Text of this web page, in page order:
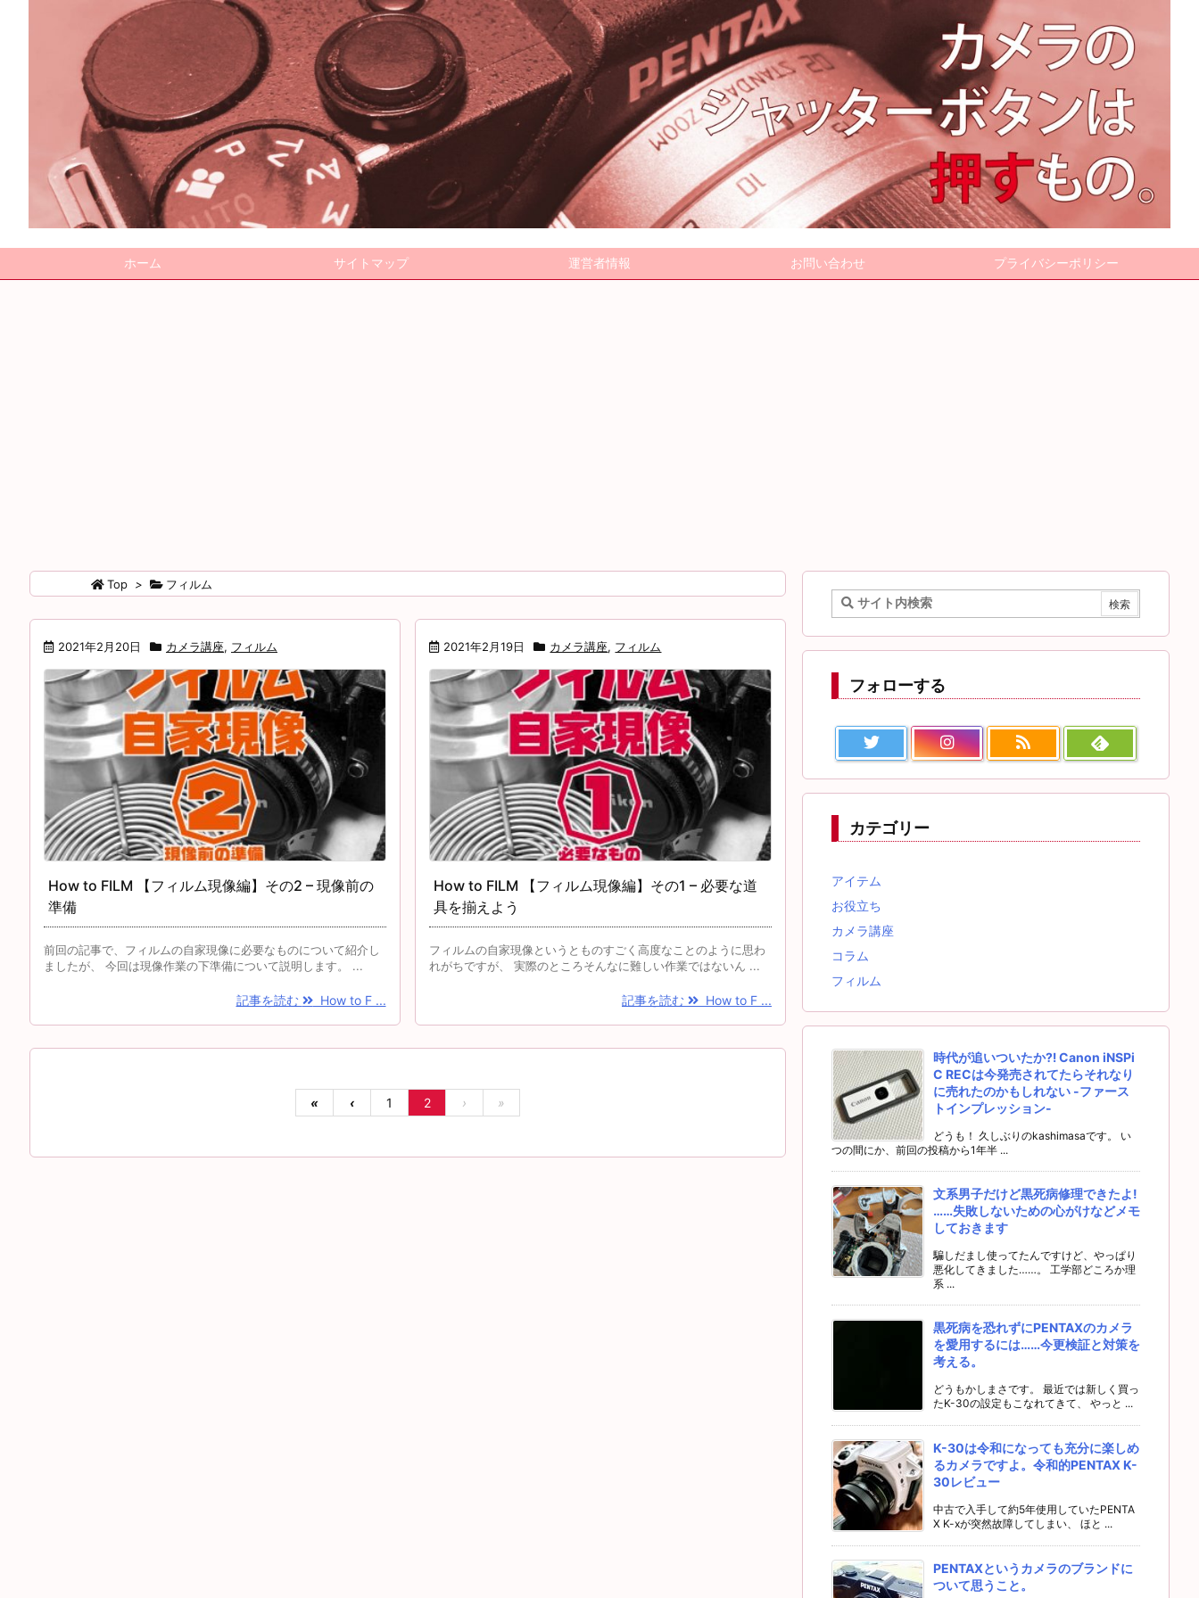
ホーム サイトマップ 運営者情報 お問い合わせ プライバシーポリシー
Top > フィルム
2021年2月20日 カメラ講座, フィルム
How to FILM 【フィルム現像編】その2 – 現像前の
準備
前回の記事で、フィルムの自家現像に必要なものについて紹介し
ましたが、 今回は現像作業の下準備について説明します。 ...
記事を読む How to F ...
2021年2月19日 カメラ講座, フィルム
How to FILM 【フィルム現像編】その1 – 必要な道
具を揃えよう
フィルムの自家現像というとものすごく高度なことのように思わ
れがちですが、 実際のところそんなに難しい作業ではないん ...
記事を読む How to F ...
« ‹ 1 2 › »
フォローする
カテゴリー
アイテム
お役立ち
カメラ講座
コラム
フィルム
時代が追いついたか⁈ Canon iNSPi
C RECは今発売されてたらそれなり
に売れたのかもしれない -ファース
トインプレッション-
どうも！ 久しぶりのkashimasaです。 い
つの間にか、前回の投稿から1年半 ...
文系男子だけど黒死病修理できたよ!
……失敗しないための心がけなどメモ
しておきます
騙しだまし使ってたんですけど、やっぱり
悪化してきました……。 工学部どころか理
系 ...
黒死病を恐れずにPENTAXのカメラ
を愛用するには……今更検証と対策を
考える。
どうもかしまさです。 最近では新しく買っ
たK-30の設定もこなれてきて、 やっと ...
K-30は令和になっても充分に楽しめ
るカメラですよ。令和的PENTAX K-
30レビュー
中古で入手して約5年使用していたPENTA
X K-xが突然故障してしまい、 ほと ...
PENTAXというカメラのブランドに
ついて思うこと。